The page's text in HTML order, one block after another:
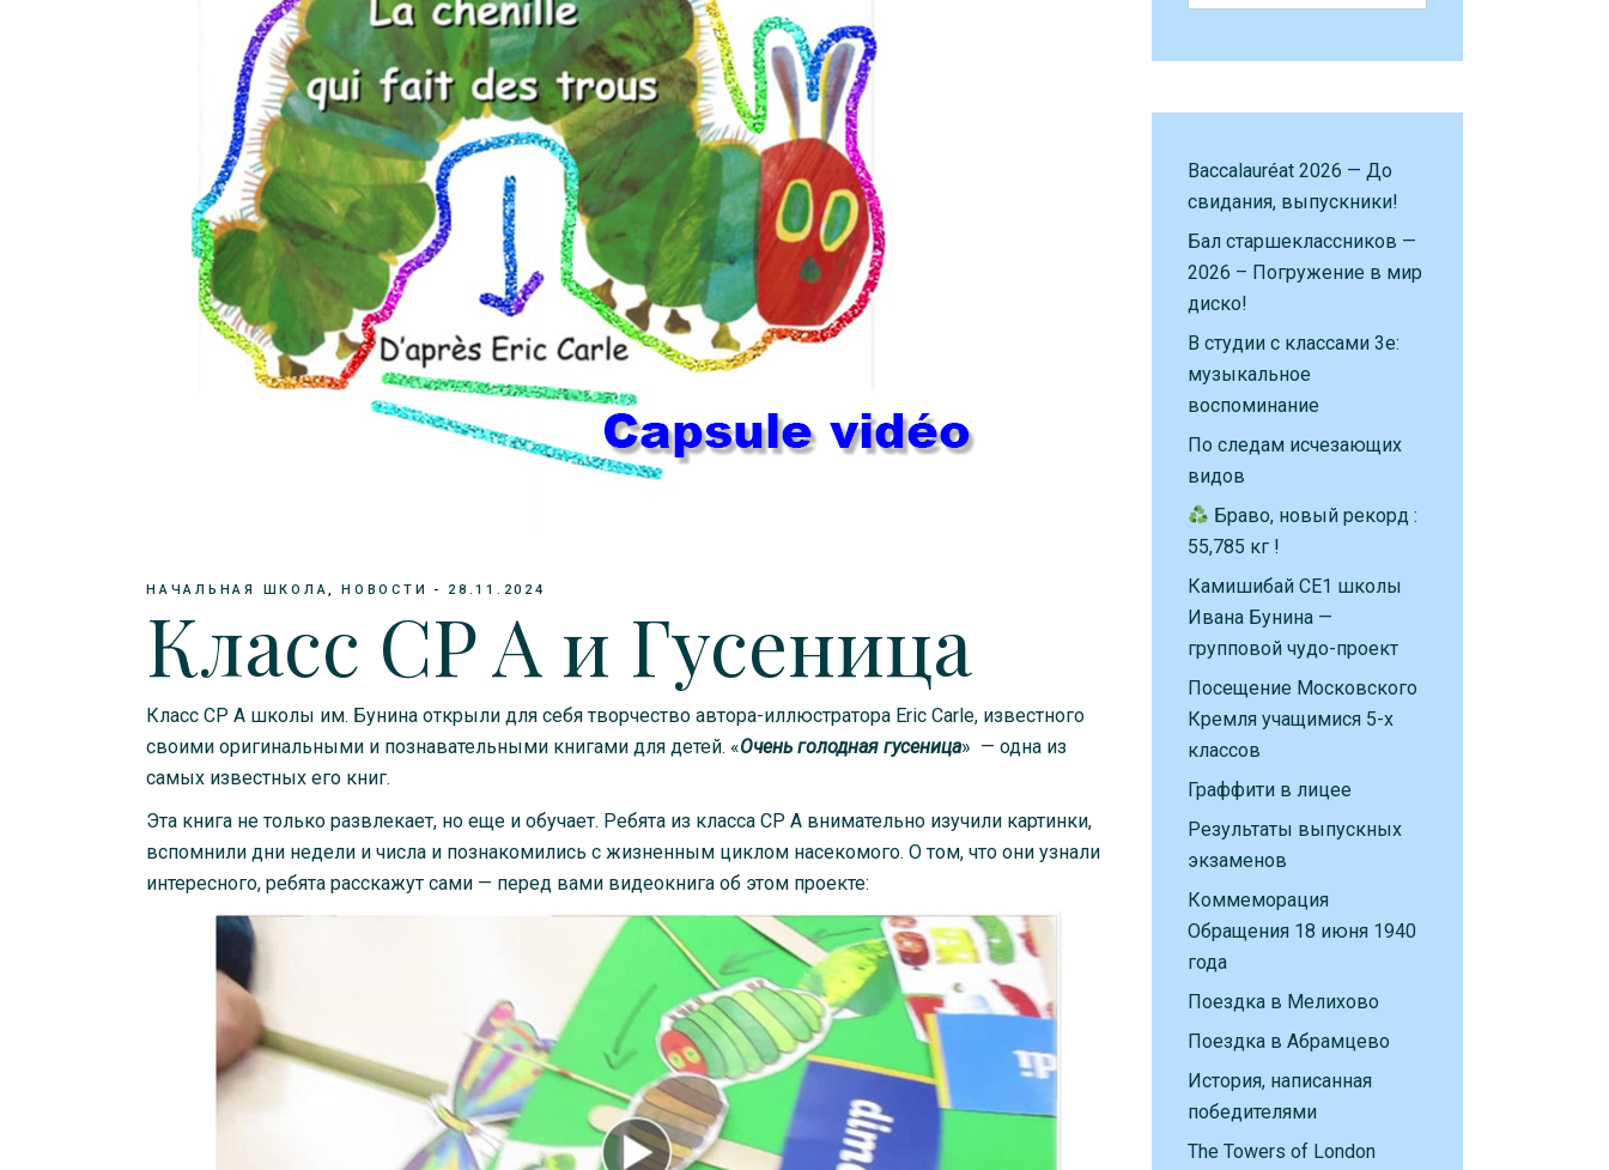
НАЧАЛЬНАЯ ШКОЛА НОВОСТИ 28.11.2024
Класс CP A и Гусеница
Класс СР А школы им. Бунина открыли для себя творчество автора-иллюстратора Eric Carle, известного
своими оригинальными и познавательными книгами для детей. «Очень голодная гусеница» — одна из
самых известных его книг.
Эта книга не только развлекает, но еще и обучает. Ребята из класса CP A внимательно изучили картинки,
вспомнили дни недели и числа и познакомились с жизненным циклом насекомого. О том, что они узнали
интересного, ребята расскажут сами — перед вами видеокнига об этом проекте:
Baccalauréat 2026 — До
свидания, выпускники!
Бал старшеклассников —
2026 – Погружение в мир
диско!
В студии с классами 3е:
музыкальное
воспоминание
По следам исчезающих
видов
Браво, новый рекорд :
55,785 кг !
Камишибай CE1 школы
Ивана Бунина —
групповой чудо-проект
Посещение Московского
Кремля учащимися 5-х
классов
Граффити в лицее
Результаты выпускных
экзаменов
Коммеморация
Обращения 18 июня 1940
года
Поездка в Мелихово
Поездка в Абрамцево
История, написанная
победителями
The Towers of London